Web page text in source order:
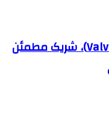
زرپالایش عصر صنعت (ValveSend)، شریک مطمئن